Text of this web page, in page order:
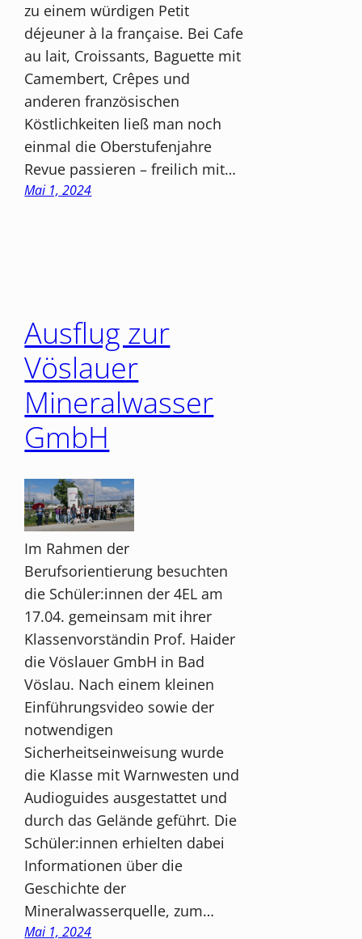
zu einem würdigen Petit
déjeuner à la française. Bei Cafe
au lait, Croissants, Baguette mit
Camembert, Crêpes und
anderen französischen
Köstlichkeiten ließ man noch
einmal die Oberstufenjahre
Revue passieren – freilich mit…
Mai 1, 2024
Ausflug zur
Vöslauer
Mineralwasser
GmbH
Im Rahmen der
Berufsorientierung besuchten
die Schüler:innen der 4EL am
17.04. gemeinsam mit ihrer
Klassenvorständin Prof. Haider
die Vöslauer GmbH in Bad
Vöslau. Nach einem kleinen
Einführungsvideo sowie der
notwendigen
Sicherheitseinweisung wurde
die Klasse mit Warnwesten und
Audioguides ausgestattet und
durch das Gelände geführt. Die
Schüler:innen erhielten dabei
Informationen über die
Geschichte der
Mineralwasserquelle, zum…
Mai 1, 2024